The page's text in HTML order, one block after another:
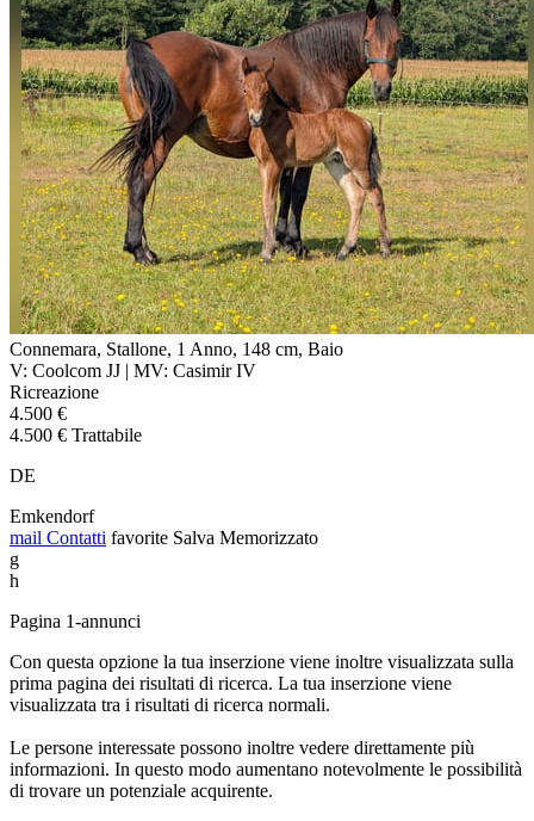
Connemara, Stallone, 1 Anno, 148 cm, Baio
V: Coolcom JJ | MV: Casimir IV
Ricreazione
4.500 €
4.500 € Trattabile
DE
Emkendorf
mail Contatti favorite Salva Memorizzato
g
h
Pagina 1-annunci
Con questa opzione la tua inserzione viene inoltre visualizzata sulla
prima pagina dei risultati di ricerca. La tua inserzione viene
visualizzata tra i risultati di ricerca normali.
Le persone interessate possono inoltre vedere direttamente più
informazioni. In questo modo aumentano notevolmente le possibilità
di trovare un potenziale acquirente.